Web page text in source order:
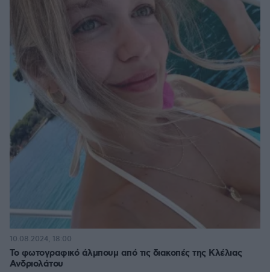
Το φωτογραφικό άλμπουμ από τις διακοπές της Κλέλιας
Ανδριολάτου
10.08.2024, 18:00